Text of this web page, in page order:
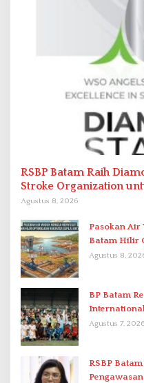
RSBP Batam Raih
Stroke Organization
Berstandar
Agustus 8, 2026
Pasokan Air
Batam Hilir
Antar-IPAM
Agustus 8,
BP Batam
di Stadion
Agustus 7, 2026
RSBP